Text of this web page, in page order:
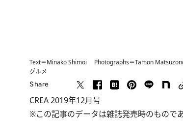
Text＝Minako Shimoi Photographs＝Tamon
グルメ
Share
CREA 2019年12月号
※この記事のデータは雑誌発売時のもので